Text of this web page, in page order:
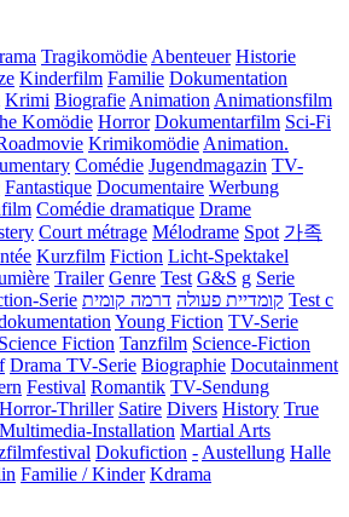
Tragikomödie Abenteuer Historie
Kinderfilm Familie Dokumentation
Krimi Biografie Animation Animationsfilm
Komödie Horror Dokumentarfilm Sci-Fi
Krimikomödie Animation.
Comédie Jugendmagazin TV-
Fantastique Documentaire Werbung
Comédie dramatique Drame
Court métrage Mélodrame Spot 가족
Kurzfilm Fiction Licht-Spektakel
Trailer Genre Test G&S g Serie
Serie קומדיית פעולה דרמה קומית
Test c
Young Fiction TV-Serie
Science Fiction Tanzfilm Science-Fiction
Drama TV-Serie Biographie Docutainment
Festival Romantik TV-Sendung
Horror-Thriller Satire Divers History True
Multimedia-Installation Martial Arts
Dokufiction - Austellung Halle
Familie / Kinder Kdrama